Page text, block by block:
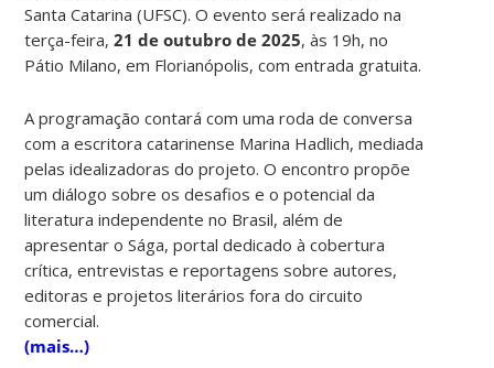
Santa Catarina (UFSC). O evento será realizado na
terça-feira,21 de outubro de 2025, às 19h, no
Pátio Milano, em Florianópolis, com entrada gratuita.
A programação contará com uma roda de conversa
com a escritora catarinense Marina Hadlich, mediada
pelas idealizadoras do projeto. O encontro propõe
um diálogo sobre os desafios e o potencial da
literatura independente no Brasil, além de
apresentar o Sága, portal dedicado à cobertura
crítica, entrevistas e reportagens sobre autores,
editoras e projetos literários fora do circuito
comercial.
(mais…)